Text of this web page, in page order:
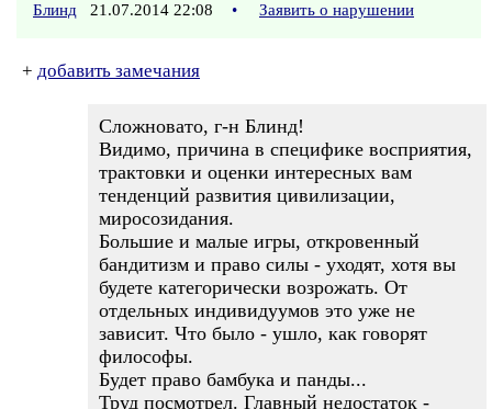
Блинд 21.07.2014 22:08 • Заявить о нарушении
+ добавить замечания
Сложновато, г-н Блинд!
Видимо, причина в специфике восприятия,
трактовки и оценки интересных вам
тенденций развития цивилизации,
миросозидания.
Большие и малые игры, откровенный
бандитизм и право силы - уходят, хотя вы
будете категорически возрожать. От
отдельных индивидуумов это уже не
зависит. Что было - ушло, как говорят
философы.
Будет право бамбука и панды...
Труд посмотрел. Главный недостаток -